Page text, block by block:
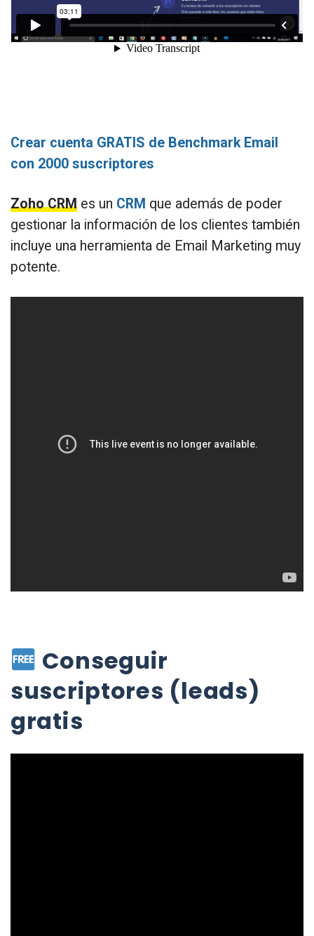
Crear cuenta GRATIS de Benchmark Email
con 2000 suscriptores
Zoho CRM es un CRM que además de poder
gestionar la información de los clientes también
incluye una herramienta de Email Marketing muy
potente.
Conseguir
suscriptores (leads)
gratis